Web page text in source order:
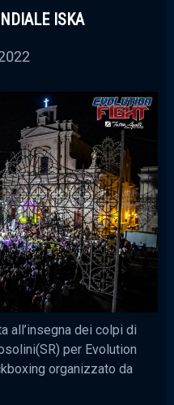
ISKA
all’insegna dei colpi di
per Evolution
organizzato da